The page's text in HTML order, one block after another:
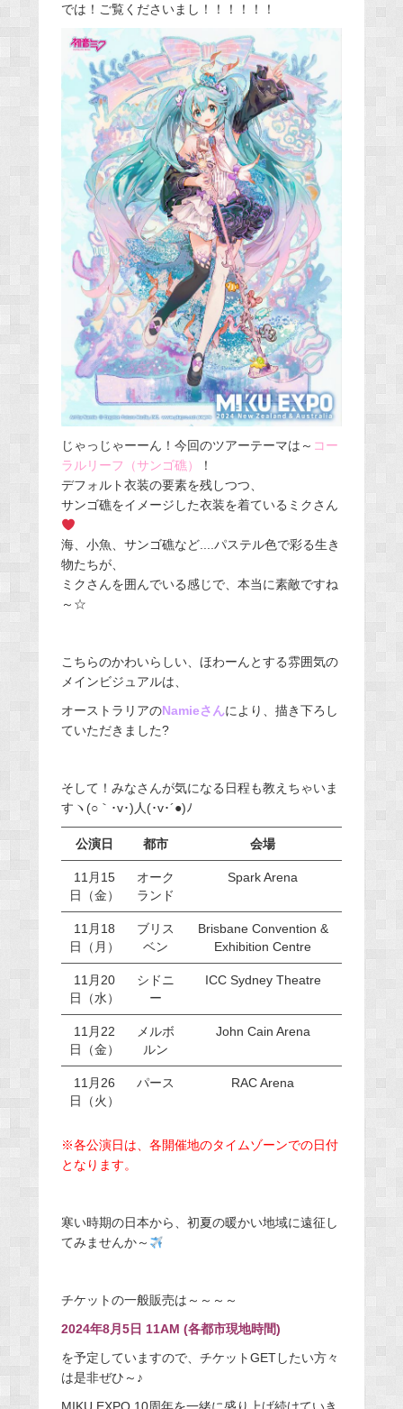
では！ご覧くださいまし！！！！！！
じゃっじゃーーん！今回のツアーテーマは～ コー
ラルリーフ（サンゴ礁）
！
デフォルト衣装の要素を残しつつ、
サンゴ礁をイメージした衣装を着ているミクさん
海、小魚、サンゴ礁など....パステル色で彩る生き
物たちが、
ミクさんを囲んでいる感じで、本当に素敵ですね
～☆
こちらのかわいらしい、ほわーんとする雰囲気の
メインビジュアルは、
オーストラリアのNamieさんにより、描き下ろし
ていただきました?
そして！みなさんが気になる日程も教えちゃいま
すヽ(○｀･v･)人(･v･´●)ﾉ
公演日 都市 会場
11月15
日（金）
オーク
ランド
Spark Arena
11月18
日（月）
ブリス
ベン
Brisbane Convention &
Exhibition Centre
11月20
日（水）
シドニ
ー
ICC Sydney Theatre
11月22
日（金）
メルボ
ルン
John Cain Arena
11月26
日（火）
パース RAC Arena
※各公演日は、各開催地のタイムゾーンでの日付
となります。
寒い時期の日本から、初夏の暖かい地域に遠征し
てみませんか～
チケットの一般販売は～～～～
2024年8月5日 11AM (各都市現地時間)
を予定していますので、チケットGETしたい方々
は是非ぜひ～♪